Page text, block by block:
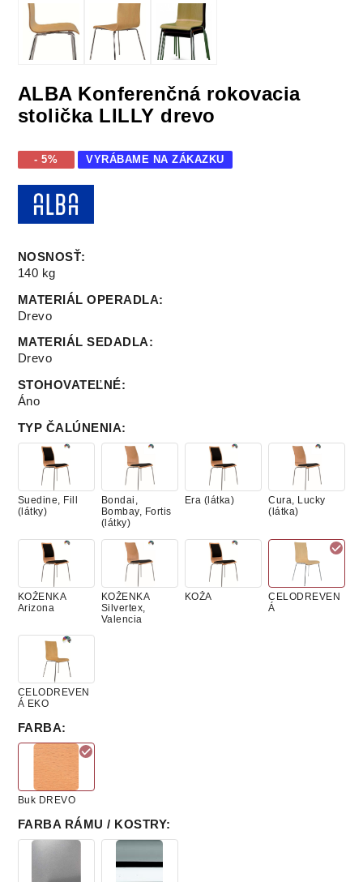
ALBA Konferenčná rokovacia
stolička LILLY drevo
- 5% VYRÁBAME NA ZÁKAZKU
NOSNOSŤ:
140 kg
MATERIÁL OPERADLA:
Drevo
MATERIÁL SEDADLA:
Drevo
STOHOVATEĽNÉ:
Áno
TYP ČALÚNENIA:
Suedine, Fill
(látky)
Bondai,
Bombay, Fortis
(látky)
Era (látka)
Cura, Lucky
(látka)
KOŽENKA
Arizona
KOŽENKA
Silvertex,
Valencia
KOŽA
CELODREVEN
Á
CELODREVEN
Á EKO
FARBA:
Buk DREVO
FARBA RÁMU / KOSTRY: